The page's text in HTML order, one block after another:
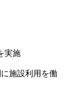
実施
施設利用を働